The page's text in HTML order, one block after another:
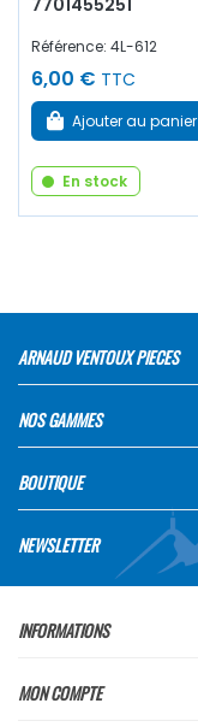
7701455251
Référence: 4L-612
6,00 € TTC
Ajouter au panier
En stock
ARNAUD VENTOUX PIECES
NOS GAMMES
BOUTIQUE
NEWSLETTER
INFORMATIONS
MON COMPTE